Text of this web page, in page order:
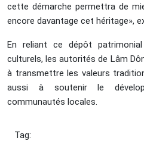
cette démarche permettra de
encore davantage cet héritage»,
En reliant ce dépôt
culturels, les autorités de Lâm
à transmettre les valeurs
aussi à soutenir le
communautés locales.
Tag: